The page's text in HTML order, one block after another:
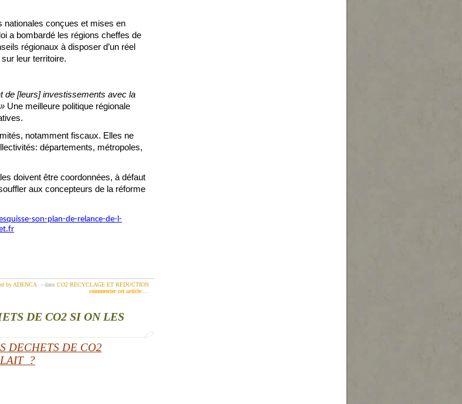
nationales conçues et mises en
a bombardé les régions cheffes de
régionaux à disposer d’un réel
leur territoire.
de [leurs] investissements avec la
Une meilleure politique régionale
notamment fiscaux. Elles ne
départements, métropoles,
doivent être coordonnées, à défaut
aux concepteurs de la réforme
son-plan-de-relance-de-l-
by ADENCA - dans CO2 RECYCLAGE ET REDUCTION
commenter cet article …
DE CO2 SI ON LES
DECHETS DE CO2
?